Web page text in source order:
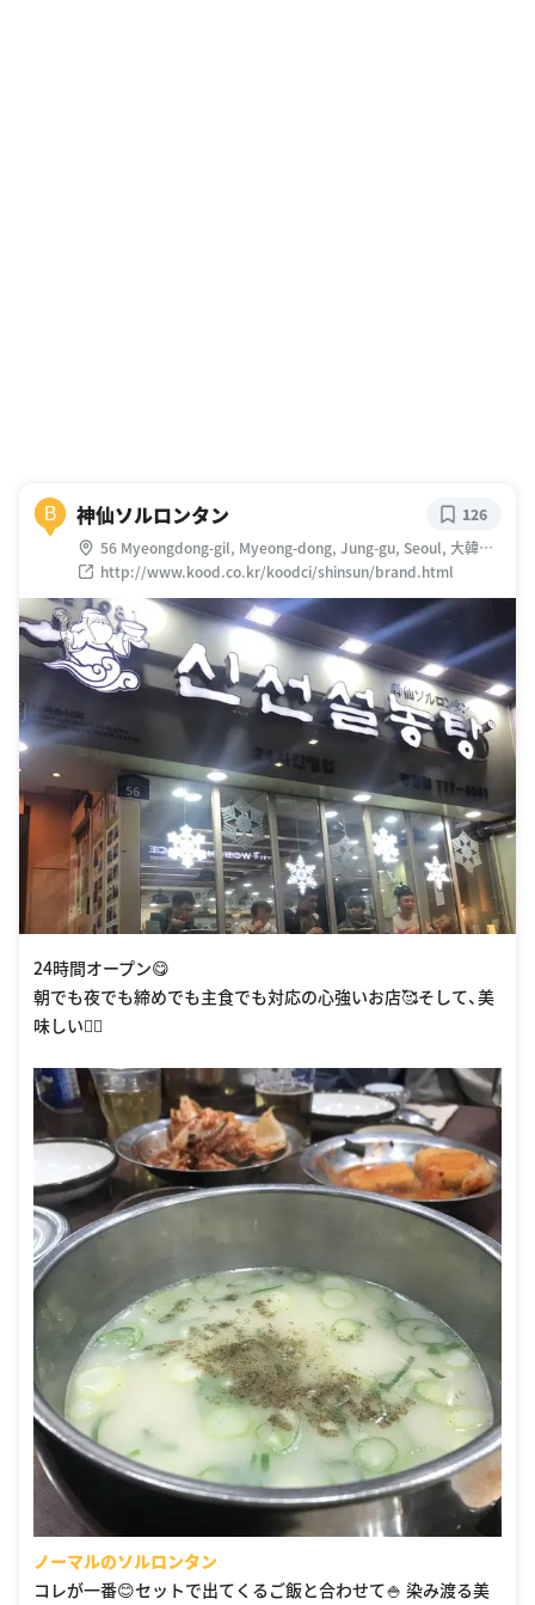
B 神仙ソルロンタン
56 Myeongdong-gil, Myeong-dong, Jung-gu, Seoul, 大韓民
国
http://www.kood.co.kr/koodci/shinsun/brand.html
126
24時間オープン😋
朝でも夜でも締めでも主食でも対応の心強いお店🥰そして、美
味しい🧚‍♀️
ノーマルのソルロンタン
コレが一番😊セットで出てくるご飯と合わせて🍚 染み渡る美